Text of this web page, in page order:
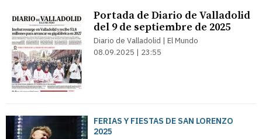
Portada de Diario de Valladolid
del 9 de septiembre de 2025
Diario de Valladolid | El Mundo
08.09.2025 | 23:55
FERIAS Y FIESTAS DE SAN LORENZO
2025